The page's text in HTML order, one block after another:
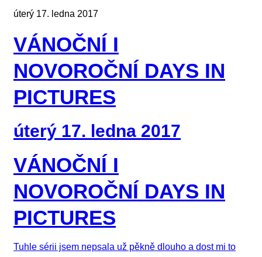
úterý 17. ledna 2017
VÁNOČNÍ I
NOVOROČNÍ DAYS IN
PICTURES
úterý 17. ledna 2017
VÁNOČNÍ I
NOVOROČNÍ DAYS IN
PICTURES
Tuhle sérii jsem nepsala už pěkně dlouho a dost mi to